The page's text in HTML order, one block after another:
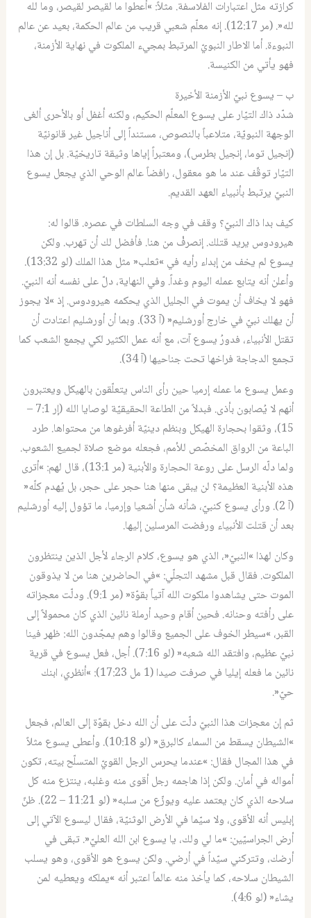
كرازته مثل اعتبارات الفلاسفة. مثلاً: »أعطوا ما لقيصر لقيصر، وما لله
لله«. (مر 12:17). إنه معلّم شعبي قريب من عالم الحكمة، بعيد عن عالم
النبوءة. أما الاطار النبويّ المرتبط بمجيء الملكوت في نهاية الأزمنة،
فهو يأتي من الكنيسة.
ب – يسوع نبيّ الأزمنة الأخيرة
شدّد ذاك التيّار على يسوع المعلّم الحكيم، ولكنه أغفل أو بالأحرى ألغى
الوجهة النبويّة، متلاعباً بالنصوص، مستنداً إلى أناجيل غير قانونيّة
(إنجيل توما، إنجيل بطرس)، ومعتبراً إياها وثيقة تاريخيّة. بل إن هذا
التيّار توقّف عند ما هو معقول، رافضاً عالم الوحي الذي يجعل يسوع
النبيّ يرتبط بأنبياء العهد القديم.
كيف بدا ذاك النبيّ؟ وقف في وجه السلطات في عصره. قالوا له:
هيرودوس يريد قتلك. إنصرفْ من هنا. فأفضل لك أن تهرب. ولكن
يسوع لم يخف من إبداء رأيه في »ثعلب« مثل هذا الملك (لو 13:32).
وأعلن أنه يتابع عمله اليوم وغداً. وفي النهاية، دلّ على نفسه أنه النبيّ.
فهو لا يخاف أن يموت في الجليل الذي يحكمه هيرودوس. إذ »لا يجوز
أن يهلك نبيّ في خارج أورشليم« (آ 33). وبما أن أورشليم اعتادت أن
تقتل الأنبياء، فدورُ يسوع آت، مع أنه عمل الكثير لكي يجمع الشعب كما
تجمع الدجاجة فراخها تحت جناحيها (آ 34).
وعمل يسوع ما عمله إرميا حين رأى الناس يتعلّقون بالهيكل ويعتبرون
أنهم لا يُصابون بأذى. فبدلاً من الطاعة الحقيقيّة لوصايا الله (إر 7:1 –
15)، وثقوا بحجارة الهيكل وبنظم دينيّة أفرغوها من محتواها. طرد
الباعة من الرواق المخصّص للأمم، فجعله موضع صلاة لجميع الشعوب.
ولما دلّه الرسل على روعة الحجارة والأبنية (مر 13:1)، قال لهم: »أترى
هذه الأبنية العظيمة؟ لن يبقى منها هنا حجر على حجر، بل يُهدم كلّه«
(آ 2). ورأى يسوع كنبيّ، شأنه شأن أشعيا وإرميا، ما تؤول إليه أورشليم
بعد أن قتلت الأنبياء ورفضت المرسلين إليها.
وكان لهذا »النبيّ«، الذي هو يسوع، كلام الرجاء لأجل الذين ينتظرون
الملكوت. فقال قبل مشهد التجلّي: »في الحاضرين هنا من لا يذوقون
الموت حتى يشاهدوا ملكوت الله آتياً بقوّة« (مر 9:1). ودلّت معجزاته
على رأفته وحنانه. فحين أقام وحيد أرملة نائين الذي كان محمولاً إلى
القبر، »سيطر الخوف على الجميع وقالوا وهم يمجّدون الله: ظهر فينا
نبيّ عظيم، وافتقد الله شعبه« (لو 7:16). أجل، فعل يسوع في قرية
نائين ما فعله إيليا في صرفت صيدا (1 مل 17:23): »أنظري، ابنك
حيّ«.
ثم إن معجزات هذا النبيّ دلّت على أن الله دخل بقوّة إلى العالم، فجعل
»الشيطان يسقط من السماء كالبرق« (لو 10:18). وأعطى يسوع مثلاً
في هذا المجال فقال: »عندما يحرس الرجل القويّ المتسلّح بيته، تكون
أمواله في أمان. ولكن إذا هاجمه رجل أقوى منه وغلبه، ينتزع منه كل
سلاحه الذي كان يعتمد عليه ويوزّع من سلبه« (لو 11:21 – 22). ظنّ
إبليس أنه الأقوى، ولا سيّما في الأرض الوثنيّة، فقال ليسوع الآتي إلى
أرض الجراسيّين: »ما لي ولك، يا يسوع ابن الله العليّ«. تبقى في
أرضك، وتتركني سيّداً في أرضي. ولكن يسوع هو الأقوى، وهو يسلب
الشيطان سلاحه، كما يأخذ منه عالماً اعتبر أنه »يملكه ويعطيه لمن
يشاء« (لو 4:6).